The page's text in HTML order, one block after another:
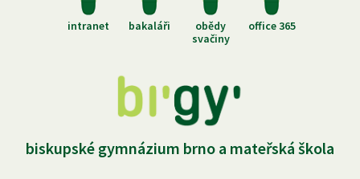
intranet bakaláři
obědy
svačiny
office 365
biskupské gymnázium brno a mateřská škola